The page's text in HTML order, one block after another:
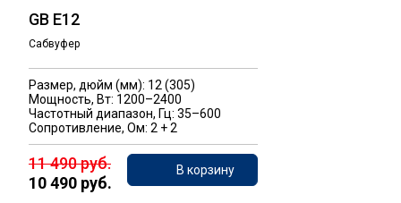
GB E12
Сабвуфер
Размер, дюйм (мм): 12 (305)
Мощность, Вт: 1200–2400
Частотный диапазон, Гц: 35–600
Сопротивление, Ом: 2 + 2
11 490 руб.
10 490 руб.
В корзину